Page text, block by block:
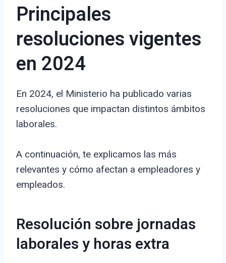
Principales
resoluciones vigentes
en 2024
En 2024, el Ministerio ha publicado varias
resoluciones que impactan distintos ámbitos
laborales.
A continuación, te explicamos las más
relevantes y cómo afectan a empleadores y
empleados.
Resolución sobre jornadas
laborales y horas extra